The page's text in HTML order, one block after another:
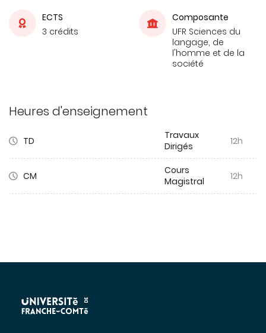
ECTS
3 crédits
Composante
UFR Sciences du
langage, de
l'homme et de la
société
Heures d'enseignement
TD
Travaux
Dirigés
12h
CM
Cours
Magistral
12h